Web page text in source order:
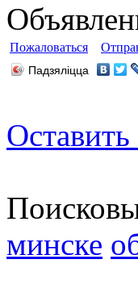
Пожаловаться
Падзяліцца
минске